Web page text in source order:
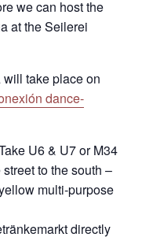
we can host the
at the Seilerei
take place on
dance-
U6 & U7 or M34
to the south –
multi-purpose
directly